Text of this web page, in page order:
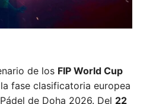
de los FIP World Cup
fase clasificatoria europea
de Doha 2026. Del 22